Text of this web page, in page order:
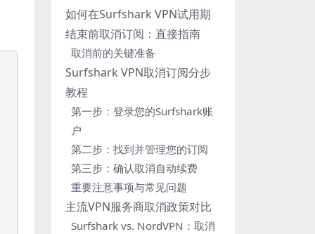
如何在Surfshark VPN试用期
结束前取消订阅：直接指南
取消前的关键准备
Surfshark VPN取消订阅分步
教程
第一步：登录您的Surfshark账
户
第二步：找到并管理您的订阅
第三步：确认取消自动续费
重要注意事项与常见问题
主流VPN服务商取消政策对比
Surfshark vs. NordVPN：取消